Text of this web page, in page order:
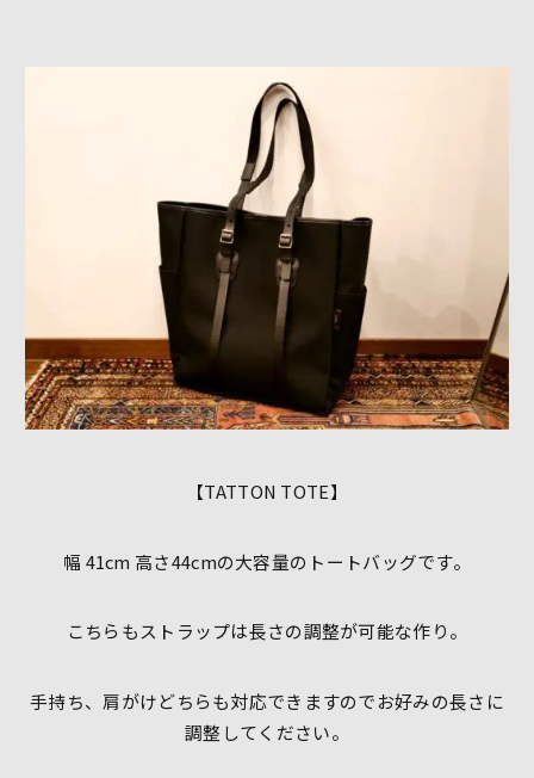
【TATTON TOTE】
幅 41cm 高さ44cmの大容量のトートバッグです。
こちらもストラップは長さの調整が可能な作り。
手持ち、肩がけどちらも対応できますのでお好みの長さに
調整してください。